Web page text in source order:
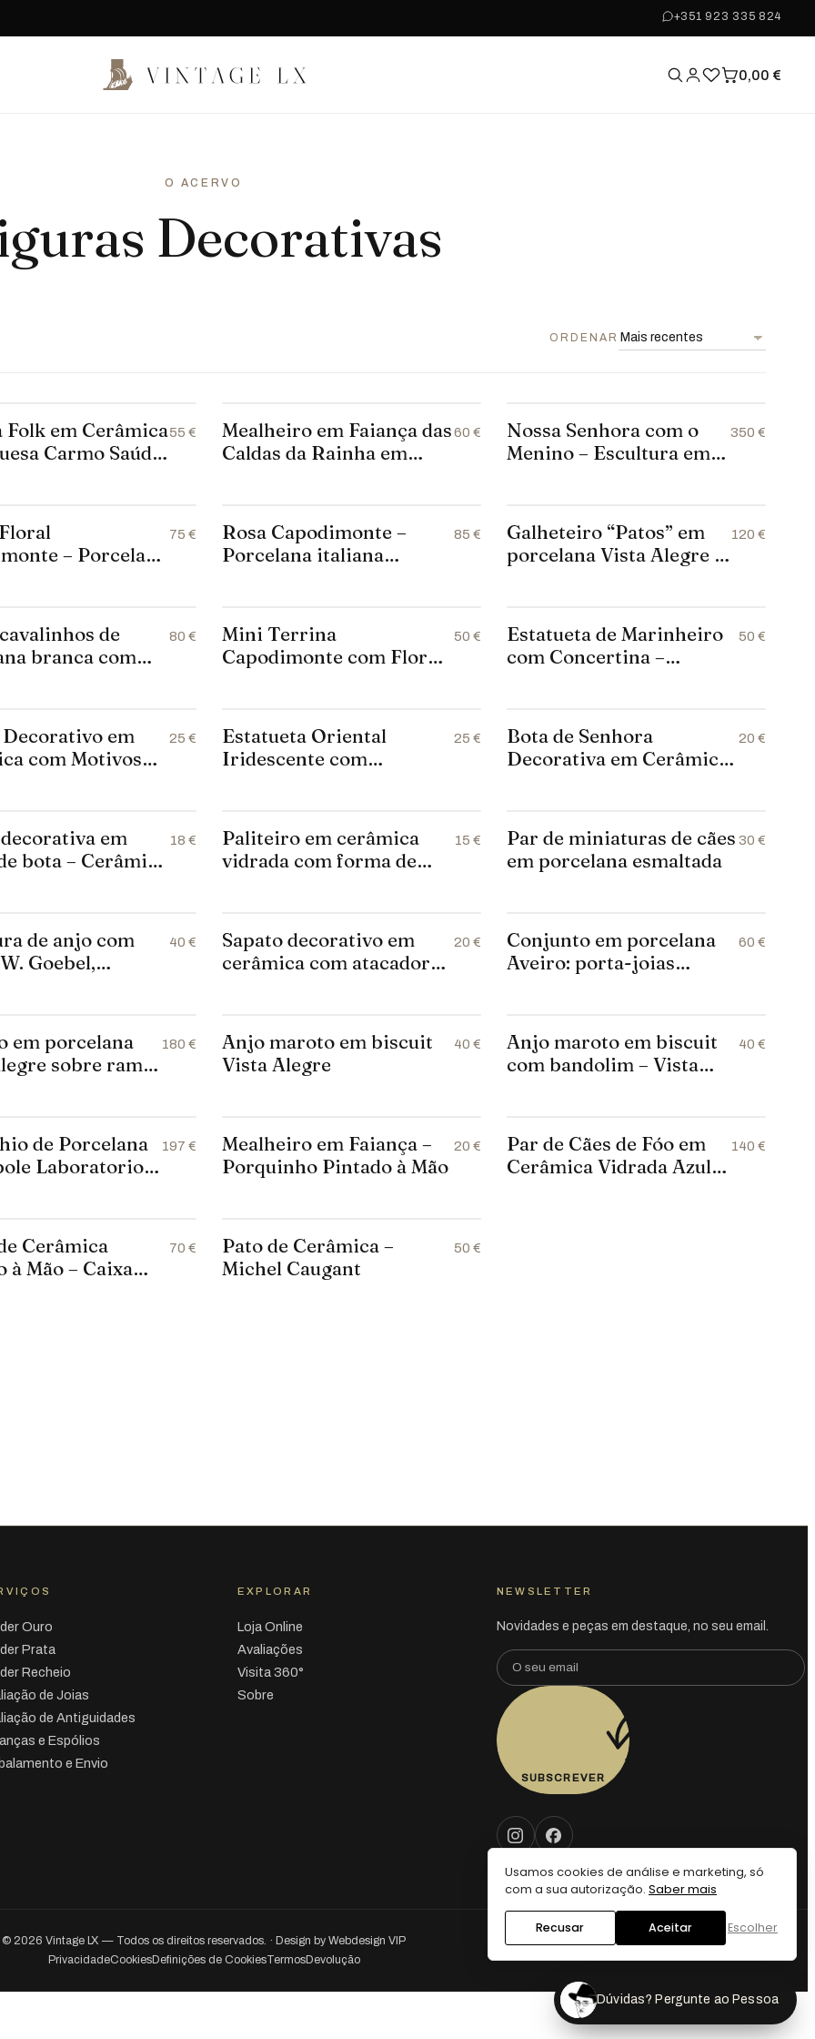
+351 923 335 824
0,00 €
O ACERVO
Decorativas
ORDENAR
Folk em Cerâmica
Carmo Saúde
55 €
Mealheiro em Faiança das
Caldas da Rainha em
60 €
Nossa Senhora com o
Menino – Escultura em
Carvalheira (c. 1950-
1970)
350 €
– Porcelana
25×16 cm
75 €
Rosa Capodimonte –
Porcelana italiana
11×8×10 cm
85 €
Galheteiro “Patos” em
porcelana Vista Alegre –
120 €
de
branca com
80 €
Mini Terrina
Capodimonte com Flores
50 €
Estatueta de Marinheiro
com Concertina –
50 €
Decorativo em
com Motivos
25 €
Estatueta Oriental
Iridescente com
25 €
Bota de Senhora
Decorativa em Cerâmica
20 €
em
bota – Cerâmica
18 €
Paliteiro em cerâmica
vidrada com forma de
15 €
Par de miniaturas de cães
em porcelana esmaltada
30 €
de anjo com
Goebel,
40 €
Sapato decorativo em
cerâmica com atacadores
20 €
Conjunto em porcelana
Aveiro: porta-joias
60 €
em porcelana
sobre ramo
180 €
Anjo maroto em biscuit
Vista Alegre
40 €
Anjo maroto em biscuit
com bandolim – Vista
40 €
de Porcelana
Laboratorio
197 €
Mealheiro em Faiança –
Porquinho Pintado à Mão
20 €
Par de Cães de Fóo em
Cerâmica Vidrada Azul –
140 €
Cerâmica
à Mão – Caixa
70 €
Pato de Cerâmica –
Michel Caugant
50 €
Ouro
Prata
Recheio
de Joias
de Antiguidades
e Espólios
e Envio
EXPLORAR
Loja Online
Avaliações
Visita 360°
Sobre
NEWSLETTER
Novidades e peças em destaque, no seu email.
SUBSCREVER
© 2026 Vintage LX — Todos os direitos reservados. · Design by Webdesign VIP
PrivacidadeCookiesDefinições de CookiesTermosDevolução
Dúvidas? Pergunte ao Pessoa
Usamos cookies de análise e marketing, só
com a sua autorização. Saber mais
Recusar Aceitar Escolher